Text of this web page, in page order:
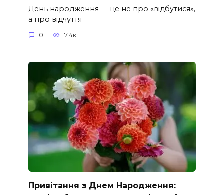
День народження — це не про «відбутися»,
а про відчуття
0 7.4к.
Привітання з Днем Народження: